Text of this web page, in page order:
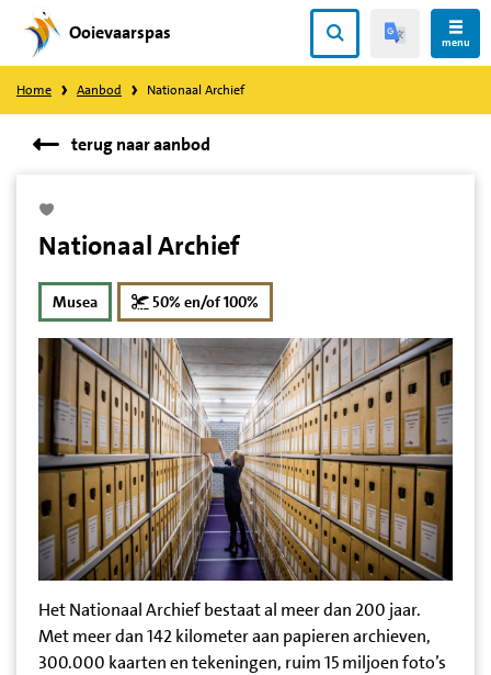
Direct
naar
content
Ooievaarspas menu
Home Aanbod Nationaal Archief
terug naar aanbod
Nationaal Archief
Musea 50% en/of 100%
Het Nationaal Archief bestaat al meer dan 200 jaar.
Met meer dan 142 kilometer aan papieren archieven,
300.000 kaarten en tekeningen, ruim 15 miljoen foto’s